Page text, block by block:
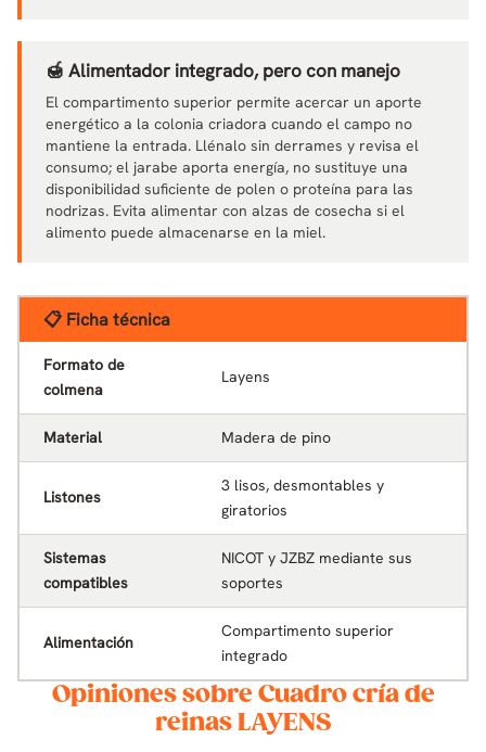
🍯 Alimentador integrado, pero con manejo
El compartimento superior permite acercar un aporte
energético a la colonia criadora cuando el campo no
mantiene la entrada. Llénalo sin derrames y revisa el
consumo; el jarabe aporta energía, no sustituye una
disponibilidad suficiente de polen o proteína para las
nodrizas. Evita alimentar con alzas de cosecha si el
alimento puede almacenarse en la miel.
📋 Ficha técnica
Formato de
colmena
Layens
Material Madera de pino
Listones
3 lisos, desmontables y
giratorios
Sistemas
compatibles
NICOT y JZBZ mediante sus
soportes
Alimentación
Compartimento superior
integrado
Opiniones sobre Cuadro cría de
reinas LAYENS